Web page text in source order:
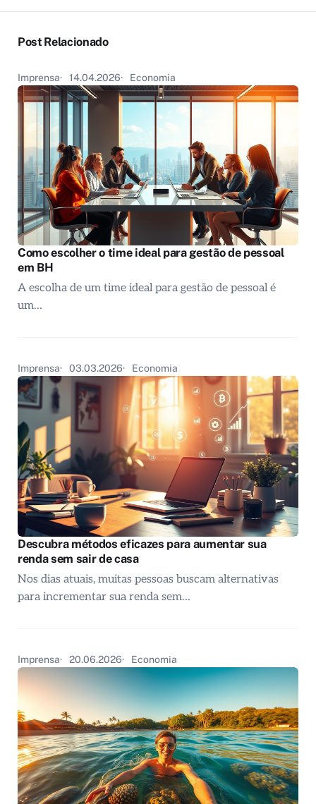
Post Relacionado
Imprensa 14.04.2026 Economia
Como escolher o time ideal para gestão de pessoal
em BH
A escolha de um time ideal para gestão de pessoal é
um…
Imprensa 03.03.2026 Economia
Descubra métodos eficazes para aumentar sua
renda sem sair de casa
Nos dias atuais, muitas pessoas buscam alternativas
para incrementar sua renda sem…
Imprensa 20.06.2026 Economia